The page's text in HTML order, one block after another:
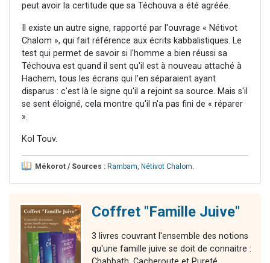
peut avoir la certitude que sa Téchouva a été agréée.
Il existe un autre signe, rapporté par l'ouvrage « Nétivot
Chalom », qui fait référence aux écrits kabbalistiques. Le
test qui permet de savoir si l'homme a bien réussi sa
Téchouva est quand il sent qu'il est à nouveau attaché à
Hachem, tous les écrans qui l'en séparaient ayant
disparus : c'est là le signe qu'il a rejoint sa source. Mais s'il
se sent éloigné, cela montre qu'il n'a pas fini de « réparer
».
Kol Touv.
Mékorot / Sources : Rambam, Nétivot Chalom.
Coffret "Famille Juive"
3 livres couvrant l'ensemble des notions
qu'une famille juive se doit de connaitre :